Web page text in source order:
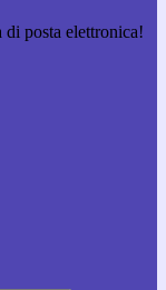
posta elettronica!